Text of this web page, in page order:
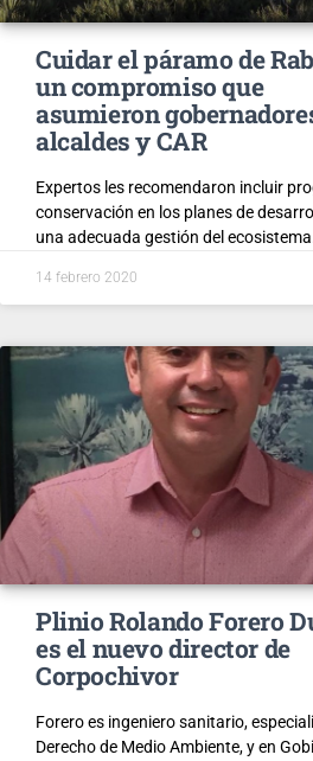
Cuidar el páramo de
un compromiso que
asumieron
alcaldes y CAR
Expertos les recomendaron incluir
conservación en los planes de
una adecuada gestión del
14 febrero 2020
Plinio Rolando Forero
es el nuevo director de
Corpochivor
Forero es ingeniero sanitario,
Derecho de Medio Ambiente, y en